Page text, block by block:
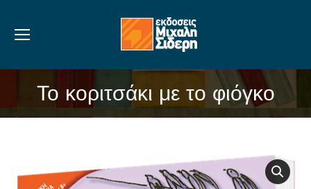
Το κοριτσάκι με το φιόγκο
You are here: